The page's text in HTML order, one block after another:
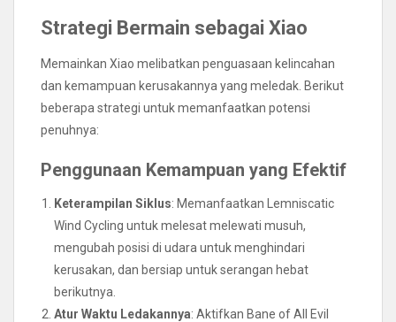
Strategi Bermain sebagai Xiao
Memainkan Xiao melibatkan penguasaan kelincahan
dan kemampuan kerusakannya yang meledak. Berikut
beberapa strategi untuk memanfaatkan potensi
penuhnya:
Penggunaan Kemampuan yang Efektif
Keterampilan Siklus: Memanfaatkan Lemniscatic
Wind Cycling untuk melesat melewati musuh,
mengubah posisi di udara untuk menghindari
kerusakan, dan bersiap untuk serangan hebat
berikutnya.
Atur Waktu Ledakannya: Aktifkan Bane of All Evil